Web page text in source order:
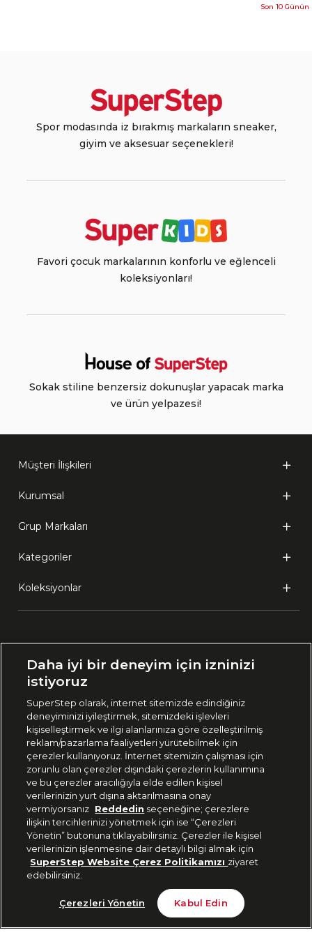
Tükendi
Son 10
Spor modasında iz bırakmış markaların sneaker,
giyim ve aksesuar seçenekleri!
Favori çocuk markalarının konforlu ve eğlenceli
koleksiyonları!
Sokak stiline benzersiz dokunuşlar yapacak marka
ve ürün yelpazesi!
Müşteri İlişkileri
Kurumsal
Grup Markaları
Kategoriler
Koleksiyonlar
🇹🇷 Türkiye
444 37 36
Uygulamadan Takip Edin
Bizi Takip Edin
Daha iyi bir deneyim için izninizi
istiyoruz
SuperStep olarak, internet sitemizde edindiğiniz
deneyiminizi iyileştirmek, sitemizdeki işlevleri
kişiselleştirmek ve ilgi alanlarınıza göre özelleştirilmiş
reklam/pazarlama faaliyetleri yürütebilmek için
çerezler kullanıyoruz. İnternet sitemizin çalışması için
zorunlu olan çerezler dışındaki çerezlerin kullanımına
ve bu çerezler aracılığıyla elde edilen kişisel
verilerinizin yurt dışına aktarılmasına onay
vermiyorsanız Reddedin seçeneğine; çerezlere
ilişkin tercihlerinizi yönetmek için ise “Çerezleri
Yönetin” butonuna tıklayabilirsiniz. Çerezler ile kişisel
verilerinizin işlenmesine dair detaylı bilgi almak için
SuperStep Website Çerez Politikamızı ziyaret
edebilirsiniz.
Çerezleri Yönetin Kabul Edin